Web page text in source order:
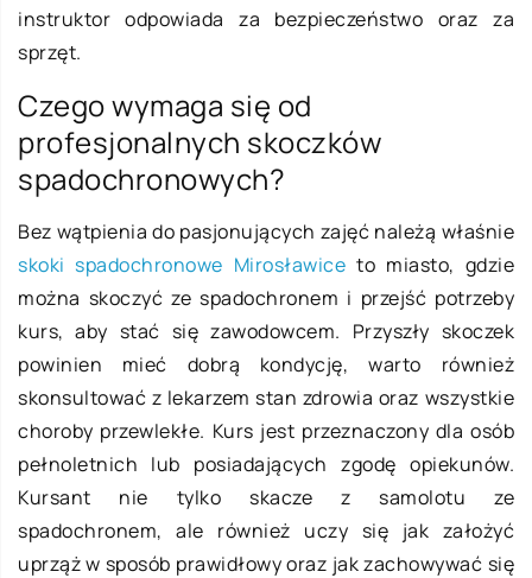
instruktor odpowiada za bezpieczeństwo oraz za
sprzęt.
Czego wymaga się od
profesjonalnych skoczków
spadochronowych?
Bez wątpienia do pasjonujących zajęć należą właśnie
skoki spadochronowe Mirosławice to miasto, gdzie
można skoczyć ze spadochronem i przejść potrzeby
kurs, aby stać się zawodowcem. Przyszły skoczek
powinien mieć dobrą kondycję, warto również
skonsultować z lekarzem stan zdrowia oraz wszystkie
choroby przewlekłe. Kurs jest przeznaczony dla osób
pełnoletnich lub posiadających zgodę opiekunów.
Kursant nie tylko skacze z samolotu ze
spadochronem, ale również uczy się jak założyć
uprząż w sposób prawidłowy oraz jak zachowywać się